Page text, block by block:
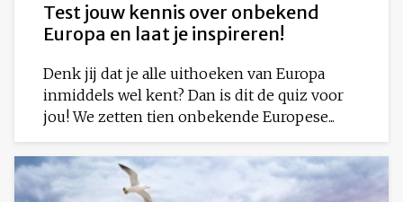
Test jouw kennis over onbekend
Europa en laat je inspireren!
Denk jij dat je alle uithoeken van Europa
inmiddels wel kent? Dan is dit de quiz voor
jou! We zetten tien onbekende Europese...